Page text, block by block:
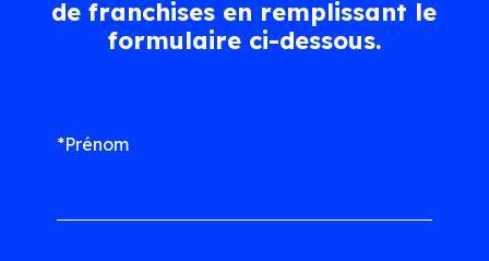
de franchises en remplissant le
formulaire ci-dessous.
*Prénom